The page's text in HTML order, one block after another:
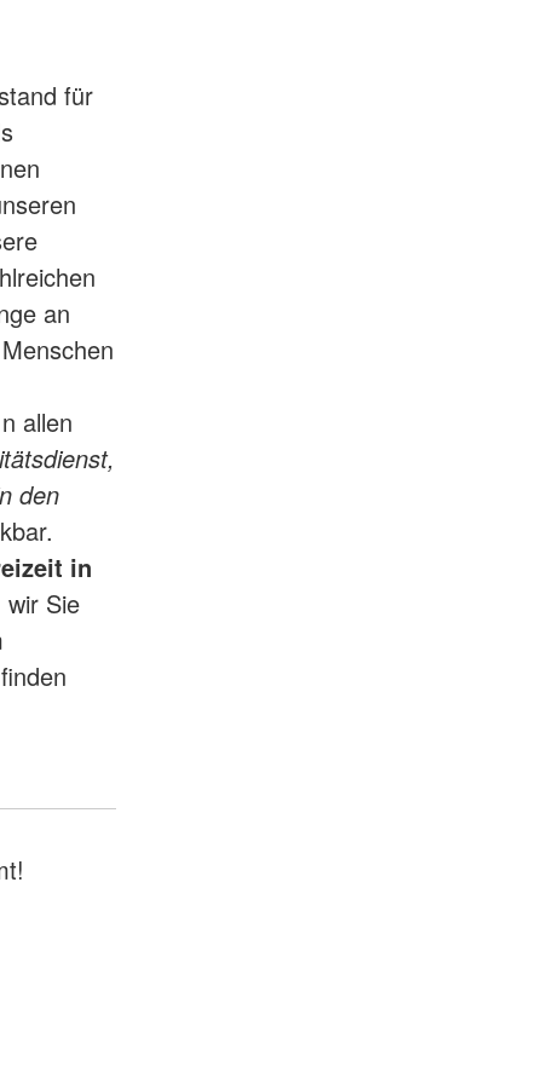
für
an
allen
den
in
Sie